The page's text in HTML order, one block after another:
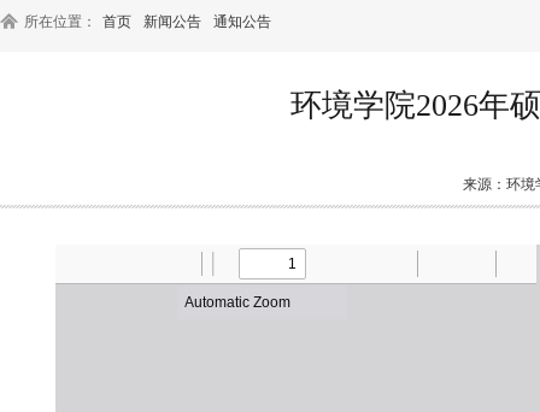
所在位置： 首页 新闻公告 通知公告
环境学院2026年
来源：环境